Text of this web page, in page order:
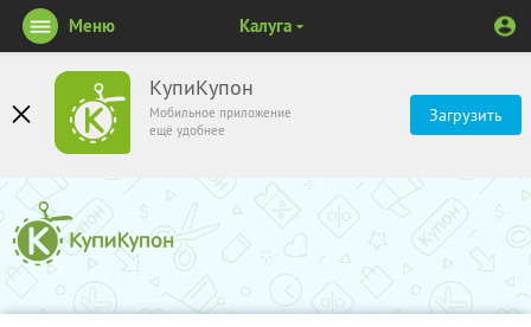
КупиКупон
Мобильное приложение
ещё удобнее
Загрузить
Меню Калуга